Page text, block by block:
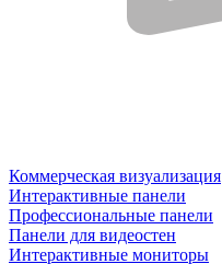
Коммерческая визуализация
Интерактивные панели
Профессиональные панели
Панели для видеостен
Интерактивные мониторы